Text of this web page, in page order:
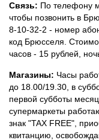
Связь: По телефону
чтобы позвонить в
8-10-32-2 - номер
код Брюсселя.
часов - 15 рублей,
Магазины: Часы
до 18.00/19.30, в
первой субботы
супермаркеты
знак "TAX FREE",
квитанцию,